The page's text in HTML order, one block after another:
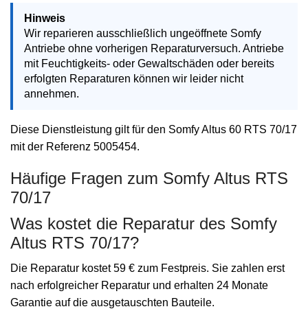
Hinweis
Wir reparieren ausschließlich ungeöffnete Somfy
Antriebe ohne vorherigen Reparaturversuch. Antriebe
mit Feuchtigkeits- oder Gewaltschäden oder bereits
erfolgten Reparaturen können wir leider nicht
annehmen.
Diese Dienstleistung gilt für den Somfy Altus 60 RTS 70/17
mit der Referenz 5005454.
Häufige Fragen zum Somfy Altus RTS
70/17
Was kostet die Reparatur des Somfy
Altus RTS 70/17?
Die Reparatur kostet 59 € zum Festpreis. Sie zahlen erst
nach erfolgreicher Reparatur und erhalten 24 Monate
Garantie auf die ausgetauschten Bauteile.